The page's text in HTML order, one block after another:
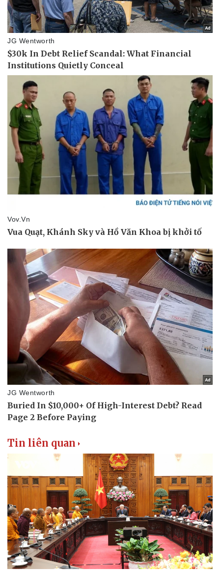
Thể thao
Bóng đá
Lịch thi đấu bóng đá
Thế giới thể thao
eSports
Hậu trường
Ô tô - Xe máy
Ô tô
Xe máy
Tư vấn
Tin liên quan